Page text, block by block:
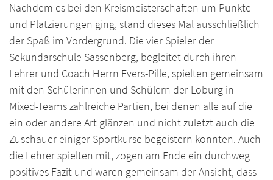
Nachdem es bei den Kreismeisterschaften um Punkte
und Platzierungen ging, stand dieses Mal ausschließlich
der Spaß im Vordergrund. Die vier Spieler der
Sekundarschule Sassenberg, begleitet durch ihren
Lehrer und Coach Herrn Evers-Pille, spielten gemeinsam
mit den Schülerinnen und Schülern der Loburg in
Mixed-Teams zahlreiche Partien, bei denen alle auf die
ein oder andere Art glänzen und nicht zuletzt auch die
Zuschauer einiger Sportkurse begeistern konnten. Auch
die Lehrer spielten mit, zogen am Ende ein durchweg
positives Fazit und waren gemeinsam der Ansicht, dass